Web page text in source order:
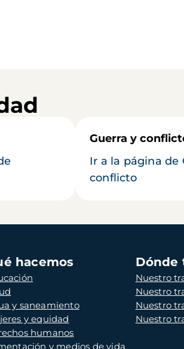
Guerra y
Ir a la página de
conflicto
hacemos
y saneamiento
y equidad
humanos
y medios de vida
Dónde
Nuestro
Nuestro
Nuestro
Nuestro